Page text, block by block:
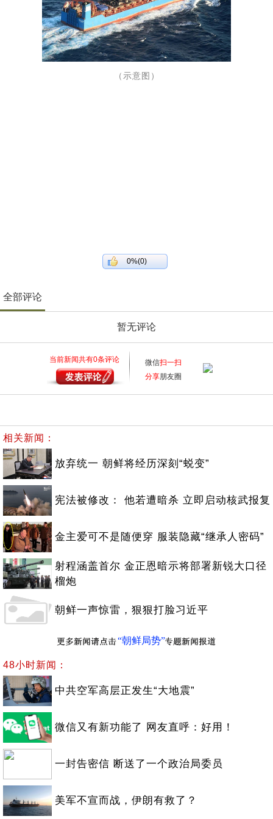
（示意图）
0%(0)
全部评论
暂无评论
当前新闻共有0条评论 微信扫一扫
分享朋友圈
相关新闻：
放弃统一 朝鲜将经历深刻“蜕变”
宪法被修改： 他若遭暗杀 立即启动核武报复
金主爱可不是随便穿 服装隐藏“继承人密码”
射程涵盖首尔 金正恩暗示将部署新锐大口径
榴炮
朝鲜一声惊雷，狠狠打脸习近平
“朝鲜局势”
48小时新闻：
中共空军高层正发生“大地震”
微信又有新功能了 网友直呼：好用！
一封告密信 断送了一个政治局委员
美军不宣而战，伊朗有救了？